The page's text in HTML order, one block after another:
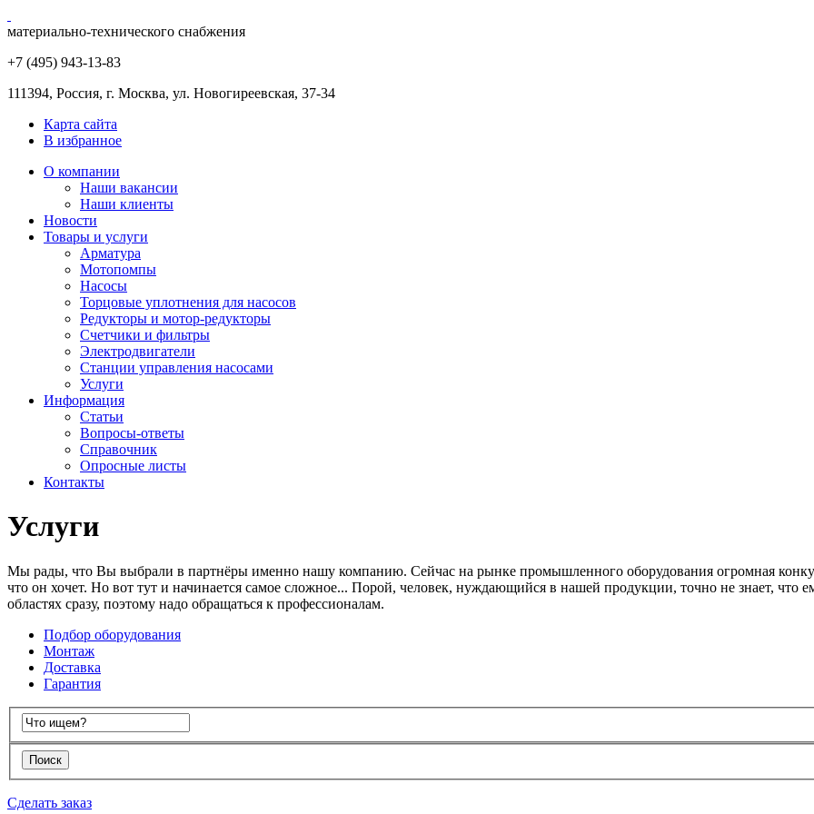
материально-технического снабжения
+7 (495) 943-13-83
111394, Россия, г. Москва, ул. Новогиреевская, 37-34
Карта сайта
В избранное
О компании
Наши вакансии
Наши клиенты
Новости
Товары и услуги
Арматура
Мотопомпы
Насосы
Торцовые уплотнения для насосов
Редукторы и мотор-редукторы
Счетчики и фильтры
Электродвигатели
Станции управления насосами
Услуги
Информация
Статьи
Вопросы-ответы
Справочник
Опросные листы
Контакты
Услуги
Мы рады, что Вы выбрали в партнёры именно нашу компанию. Сейчас на рынке промышленного оборудования огромная
что он хочет. Но вот тут и начинается самое сложное... Порой, человек, нуждающийся в нашей продукции, точно не знает,
областях сразу, поэтому надо обращаться к профессионалам.
Подбор оборудования
Монтаж
Доставка
Гарантия
Сделать заказ